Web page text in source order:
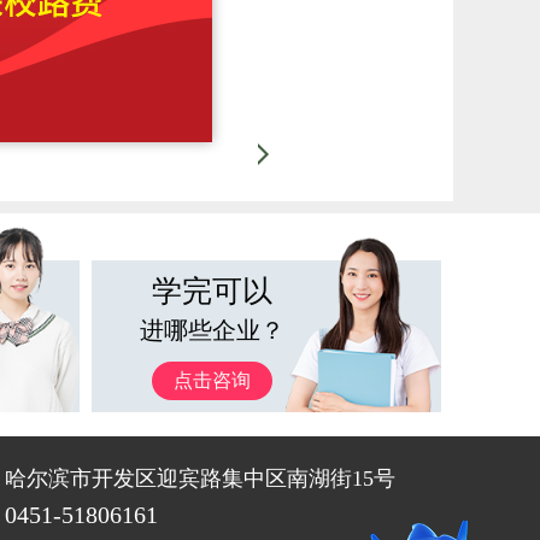
学完可以
进哪些企业？
点击咨询
哈尔滨市开发区迎宾路集中区南湖街15号
0451-51806161